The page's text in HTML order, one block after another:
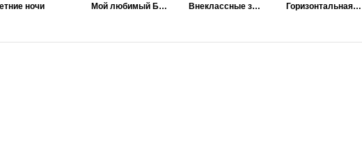
ночи Мой любимый Бес Внеклассные занятия Горизонтальная война – снимая маски